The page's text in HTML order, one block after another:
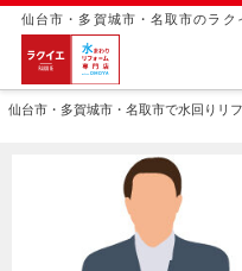
仙台市・多賀城市・名取市のラ
仙台市・多賀城市・名取市で水回りリ